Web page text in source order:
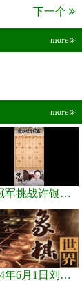
下一个
more
more
市冠军挑战许银川，急进中兵变化真激烈！
2024年6月1日刘君、蒋川讲解第三届上海杯象棋大师赛谢靖与李少庚...